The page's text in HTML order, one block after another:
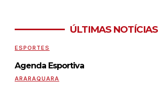
ÚLTIMAS NOTÍCIAS
ESPORTES
Agenda Esportiva
ARARAQUARA